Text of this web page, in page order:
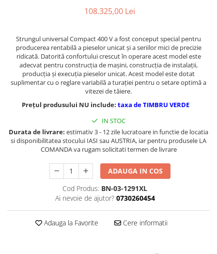
Masini de gaurit
Masini de gaurit - Vario - cu masa
si coloana
Masini de gaurit cu angrenaj, masa
si coloana
Masini de gaurit cu coloana
Masini de gaurit cu coloana si
curea de distributie
Masini de gaurit cu stand si
Masini de gaurit radiale
Masini de gaurit cu freza
108.325,00 Lei
Strungul universal Compact 400 V a fost conceput special pentru
producerea rentabilă a pieselor unicat şi a seriilor mici de precizie
ridicată. Datorită confortului crescut în operare acest model este
adecvat pentru construcţia de maşini, construcţia de instalaţii,
producţia şi execuţia pieselor unicat. Acest model este dotat
suplimentar cu o reglare variabilă a turaţiei pentru o setare optimă a
vitezei de tăiere.
Prețul produsului NU include: taxa de TIMBRU VERDE
IN STOC
Durata de livrare: estimativ 3 - 12 zile lucratoare in functie de locatia
si disponibilitatea stocului IASI sau AUSTRIA, iar pentru produsele LA
COMANDA va rugam solicitati termen de livrare
ADAUGA IN COS
Cod Produs: BN-03-1291XL
Ai nevoie de ajutor? 0730260454
Adauga la Favorite Cere informatii